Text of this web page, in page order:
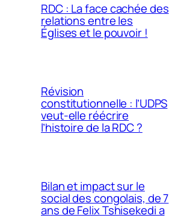
RDC : La face cachée des
relations entre les
Églises et le pouvoir !
Révision
constitutionnelle : l’UDPS
veut-elle réécrire
l’histoire de la RDC ?
Bilan et impact sur le
social des congolais, de 7
ans de Felix Tshisekedi a